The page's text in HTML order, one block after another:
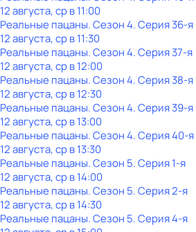
12 августа, ср в 11:00
Реальные пацаны. Сезон 4. Серия 36-я
12 августа, ср в 11:30
Реальные пацаны. Сезон 4. Серия 37-я
12 августа, ср в 12:00
Реальные пацаны. Сезон 4. Серия 38-я
12 августа, ср в 12:30
Реальные пацаны. Сезон 4. Серия 39-я
12 августа, ср в 13:00
Реальные пацаны. Сезон 4. Серия 40-я
12 августа, ср в 13:30
Реальные пацаны. Сезон 5. Серия 1-я
12 августа, ср в 14:00
Реальные пацаны. Сезон 5. Серия 2-я
12 августа, ср в 14:30
Реальные пацаны. Сезон 5. Серия 4-я